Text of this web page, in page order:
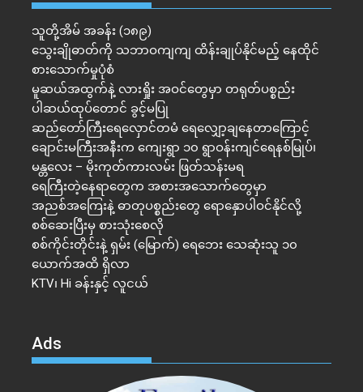
သူတို့အိမ် အခန်း (၁၈၉)
သွေးချိုဓာတ်ကို သဘာဝကျကျ ထိန်းချုပ်နိုင်မည့် နေထိုင်
စားသောက်မှုပုံစံ
မူဆယ်အထွက်နဲ့ လားရှိုး အဝင်တွေမှာ တရုတ်ပစ္စည်း
ပါဆယ်ထုပ်တောင် ခွင့်မပြု
ဆည်တော်ကြီးရေလှောင်တမံ ရေလျှော့ချနေတာကြောင့်
ချောင်းမကြီးအနီးက ကျေးရွာ ၁၀ ရွာဝန်းကျင်ရေနစ်မြုပ်၊
မန္တလေး – မိုးကုတ်ကားလမ်း ဖြတ်သန်းမရ
ရေကြီးတဲ့​နေရာ​တွေက အစားအသောက်တွေမှာ
အညစ်အကြေးနဲ့ ဓာတုပစ္စည်းတွေ ရောနှောပါဝင်နိုင်လို့
စစ်ဆေးပြီးမှ စားသုံးစေလို
စစ်ကိုင်းတိုင်းနဲ့ ရှမ်း (မြောက်) ရေဘေး သေဆုံးသူ ၁၀
ယောက်အထိ ရှိလာ
KTV၊ Hi ခန်းနှင့် လူငယ်
Ads